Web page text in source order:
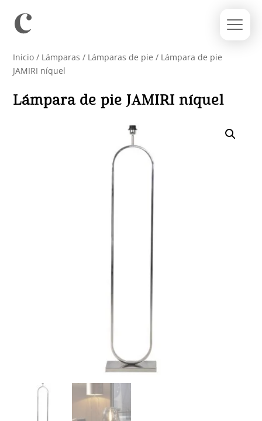
Inicio / Lámparas / Lámparas de pie / Lámpara de pie
JAMIRI níquel
Lámpara de pie JAMIRI níquel